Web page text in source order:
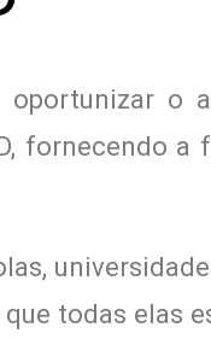
o
fornecendo a
todas elas